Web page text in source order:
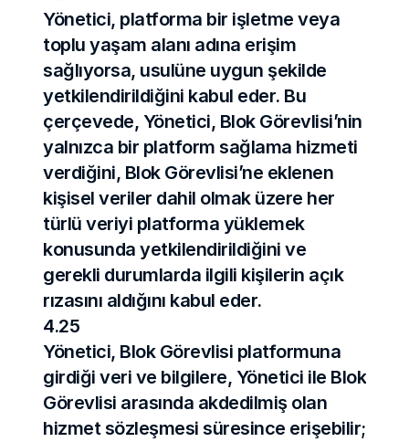
Yönetici, platforma bir işletme veya
toplu yaşam alanı adına erişim
sağlıyorsa, usulüne uygun şekilde
yetkilendirildiğini kabul eder. Bu
çerçevede, Yönetici, Blok Görevlisi’nin
yalnızca bir platform sağlama hizmeti
verdiğini, Blok Görevlisi’ne eklenen
kişisel veriler dahil olmak üzere her
türlü veriyi platforma yüklemek
konusunda yetkilendirildiğini ve
gerekli durumlarda ilgili kişilerin açık
rızasını aldığını kabul eder.
4.25
Yönetici, Blok Görevlisi platformuna
girdiği veri ve bilgilere, Yönetici ile Blok
Görevlisi arasında akdedilmiş olan
hizmet sözleşmesi süresince erişebilir;